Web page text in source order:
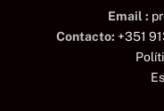
Email :
Contacto: +351